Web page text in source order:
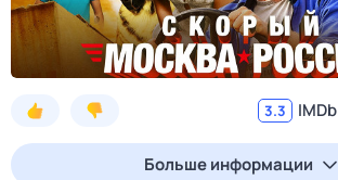
3.3 IMDb
Больше информации